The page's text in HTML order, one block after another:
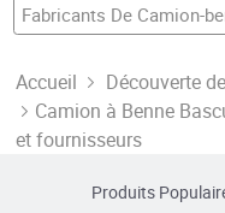
Fabricants De Camion-
Fabricants De Camion-
Usine De Benne
Décharge Chine
Accueil Découverte
Camion à Benne
et fournisseurs
Produits